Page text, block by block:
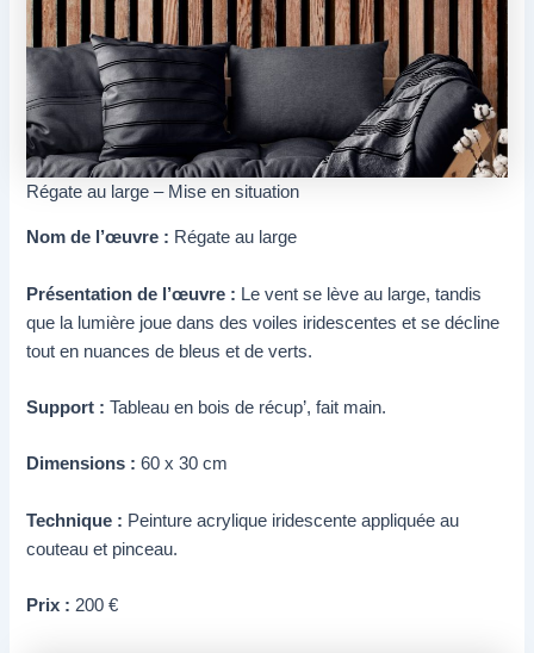
Régate au large – Mise en situation
Nom de l’œuvre : Régate au large
Présentation de l’œuvre : Le vent se lève au large, tandis
que la lumière joue dans des voiles iridescentes et se décline
tout en nuances de bleus et de verts.
Support : Tableau en bois de récup’, fait main.
Dimensions : 60 x 30 cm
Technique : Peinture acrylique iridescente appliquée au
couteau et pinceau.
Prix : 200 €